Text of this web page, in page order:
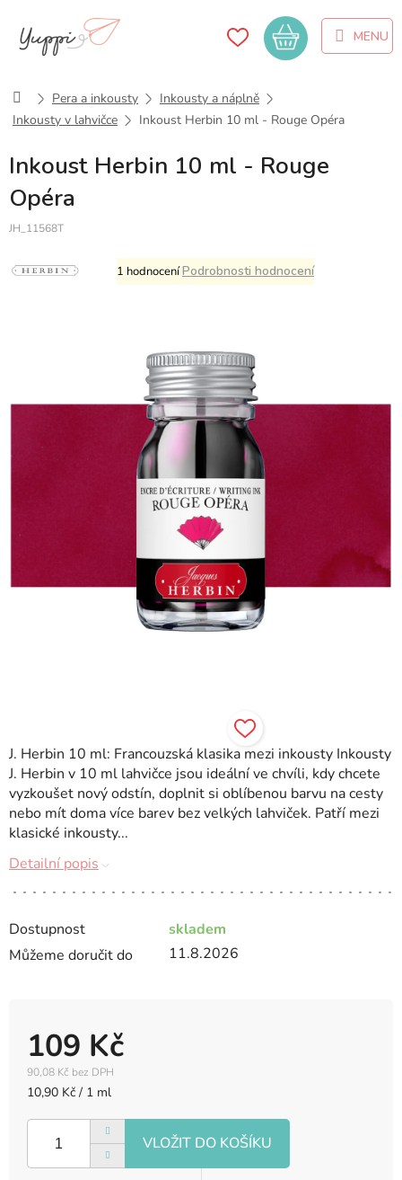
obsah
Nákupní
košík
DomůPera a inkousty
Inkousty a náplně
Inkousty v lahvičce
Inkoust Herbin 10 ml - Rouge Opéra
Inkoust Herbin 10 ml - Rouge
Opéra
JH_11568T
Průměrné
hodnocení
hvězdiček.
1 hodnoceníPodrobnosti hodnocení
Dostupnost
skladem
Můžeme doručit do
11.8.2026
109 Kč
90,08 Kč bez DPH
Měrná
10,90 Kč / 1 ml
J. Herbin 10 ml: Francouzská klasika mezi inkousty Inkousty
J. Herbin v 10 ml lahvičce jsou ideální ve chvíli, kdy chcete
vyzkoušet nový odstín, doplnit si oblíbenou barvu na cesty
nebo mít doma více barev bez velkých lahviček. Patří mezi
klasické inkousty...
Detailní popis